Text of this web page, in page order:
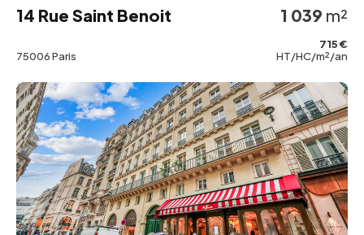
14 Rue Saint Benoit
75006 Paris
1 039 m²
715 €
HT/HC/m²/an